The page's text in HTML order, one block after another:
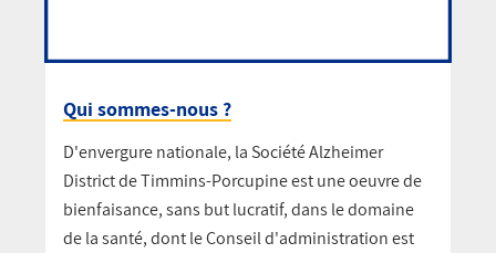
Qui sommes-nous ?
D'envergure nationale, la Société Alzheimer
District de Timmins-Porcupine est une oeuvre de
bienfaisance, sans but lucratif, dans le domaine
de la santé, dont le Conseil d'administration est